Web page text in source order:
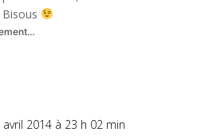
avril 2014 à 23 h 02 min